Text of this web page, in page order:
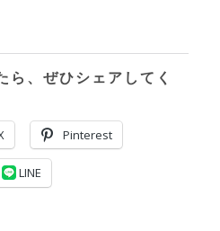
ら、ぜひシェアしてく
Pinterest
LINE